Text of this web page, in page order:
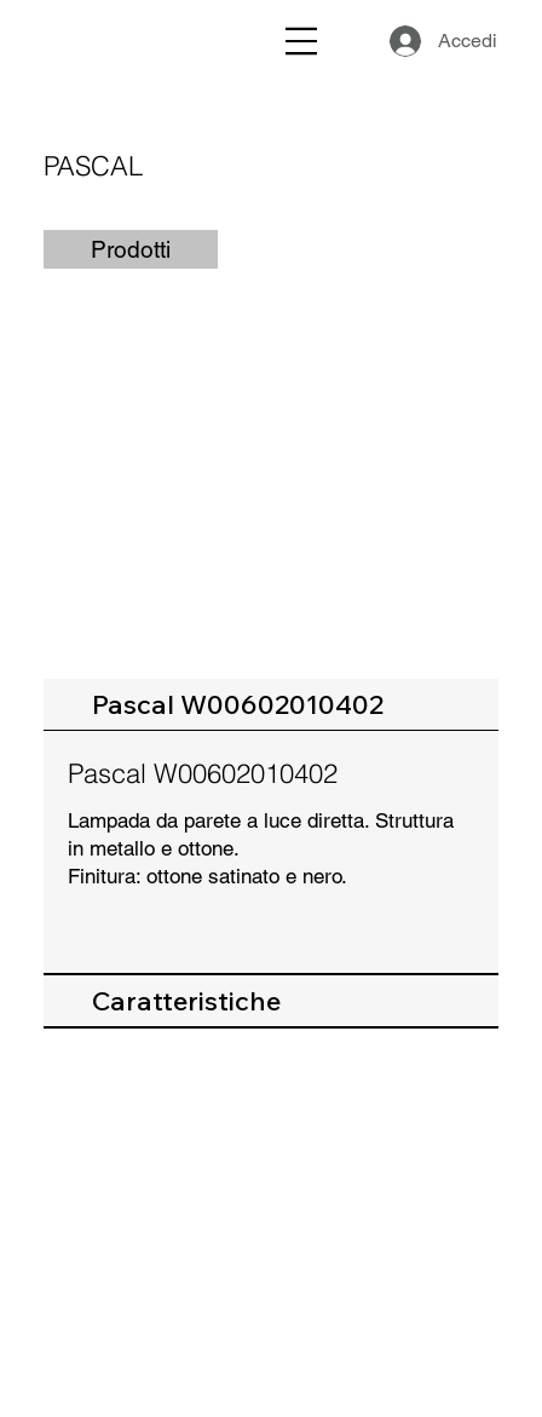
Accedi
PASCAL
Prodotti
Pascal W00602010402
Pascal W00602010402
Lampada da parete a luce diretta. Struttura
in metallo e ottone.
Finitura: ottone satinato e nero.
Caratteristiche